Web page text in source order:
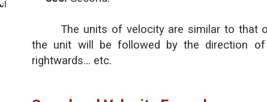
The units of velocity are similar to that
the unit will be followed by the direction of
rightwards… etc.